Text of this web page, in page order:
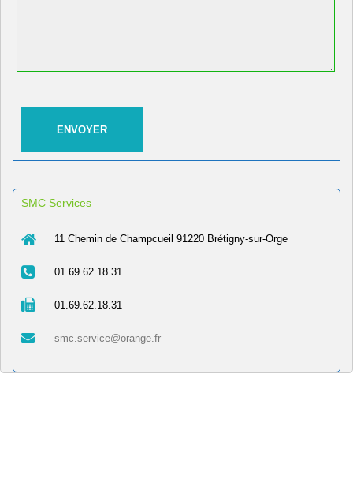
SMC Services
11 Chemin de Champcueil 91220 Brétigny-sur-Orge
01.69.62.18.31
01.69.62.18.31
smc.service@orange.fr